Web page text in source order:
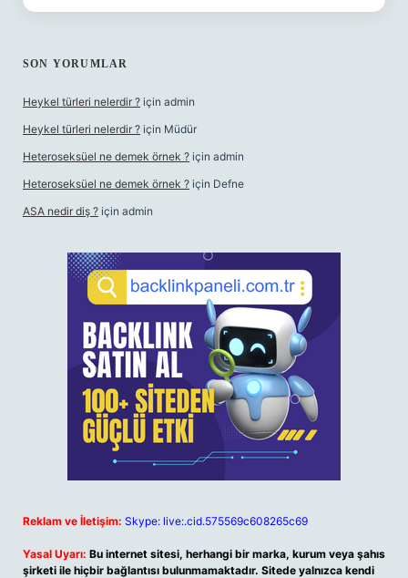
SON YORUMLAR
Heykel türleri nelerdir ? için admin
Heykel türleri nelerdir ? için Müdür
Heteroseksüel ne demek örnek ? için admin
Heteroseksüel ne demek örnek ? için Defne
ASA nedir diş ? için admin
Reklam ve İletişim: Skype: live:.cid.575569c608265c69
Yasal Uyarı: Bu internet sitesi, herhangi bir marka, kurum veya şahıs
şirketi ile hiçbir bağlantısı bulunmamaktadır. Sitede yalnızca kendi